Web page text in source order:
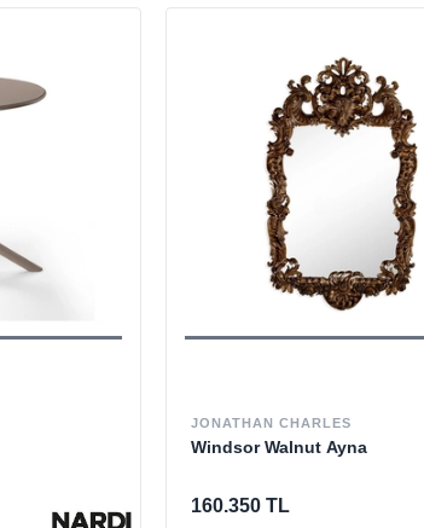
JONATHAN CHARLES
Windsor Walnut Ayna
160.350 TL